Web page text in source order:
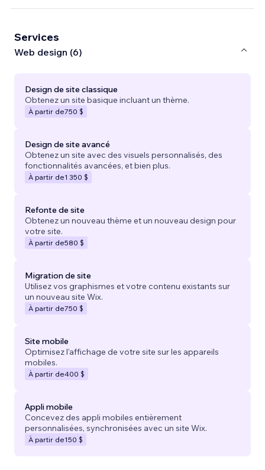
Services
Web design (6)
Design de site classique
Obtenez un site basique incluant un thème.
À partir de750 $
Design de site avancé
Obtenez un site avec des visuels personnalisés, des
fonctionnalités avancées, et bien plus.
À partir de1 350 $
Refonte de site
Obtenez un nouveau thème et un nouveau design pour
votre site.
À partir de580 $
Migration de site
Utilisez vos graphismes et votre contenu existants sur
un nouveau site Wix.
À partir de750 $
Site mobile
Optimisez l'affichage de votre site sur les appareils
mobiles.
À partir de400 $
Appli mobile
Concevez des appli mobiles entièrement
personnalisées, synchronisées avec un site Wix.
À partir de150 $